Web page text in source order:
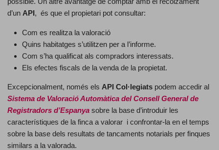
d’un API, és que el propietari pot consultar:
Com es realitza la valoració
Quins habitatges s’utilitzen per a l’informe.
Com s’ha qualificat als compradors interessats.
Els efectes fiscals de la venda de la propietat.
Excepcionalment, només els API Col·legiats podem accedir al
Sistema de Valoració Automàtica del Consell General de
Registradors d’Espanya sobre la base d’introduir les
característiques de la finca a valorar i confrontar-la en el temps
sobre la base dels resultats de tancaments notarials per finques
similars a la valorada.